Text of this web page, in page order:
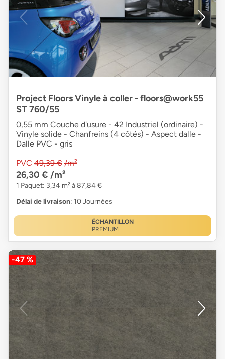
Project Floors Vinyle à coller - floors@work55
ST 760/55
0,55 mm Couche d'usure - 42 Industriel (ordinaire) -
Vinyle solide - Chanfreins (4 côtés) - Aspect dalle -
Dalle PVC - gris
PVC 49,39 € /m²
26,30 € /m²
1 Paquet: 3,34 m² à 87,84 €
Délai de livraison: 10 Journées
ÉCHANTILLON
PREMIUM
-47 %